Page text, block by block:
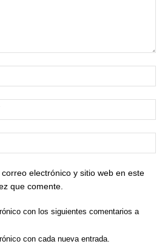
electrónico y sitio web en este
que comente.
con los siguientes comentarios a
con cada nueva entrada.